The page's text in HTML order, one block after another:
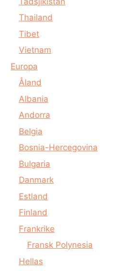
Thailand
Tibet
Vietnam
Europa
Åland
Albania
Andorra
Belgia
Bosnia-Hercegovina
Bulgaria
Danmark
Estland
Finland
Frankrike
Fransk Polynesia
Hellas